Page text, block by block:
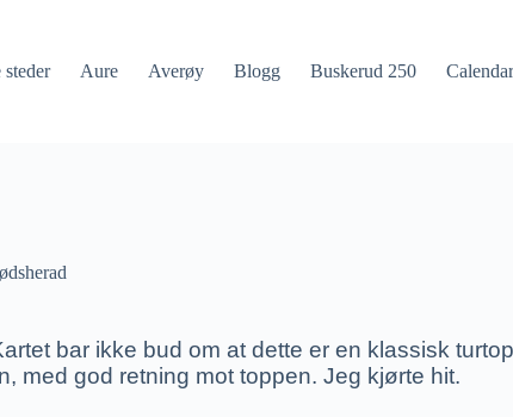
Aure Averøy Blogg Buskerud 250
bar ikke bud om at dette er en klassisk
med god retning mot toppen. Jeg kjørte hit.